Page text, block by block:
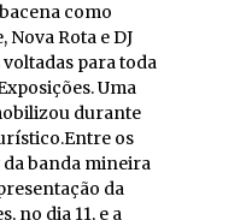
como
Rota e DJ
para toda
Uma
durante
os
da banda mineira
da
no dia 11, e a